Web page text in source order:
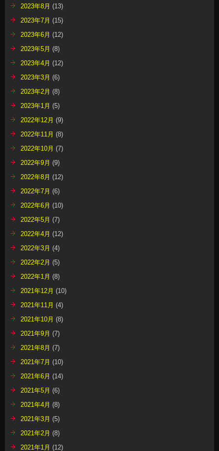
2023年8月 (13)
2023年7月 (15)
2023年6月 (12)
2023年5月 (8)
2023年4月 (12)
2023年3月 (6)
2023年2月 (8)
2023年1月 (5)
2022年12月 (9)
2022年11月 (8)
2022年10月 (7)
2022年9月 (9)
2022年8月 (12)
2022年7月 (6)
2022年6月 (10)
2022年5月 (7)
2022年4月 (12)
2022年3月 (4)
2022年2月 (5)
2022年1月 (8)
2021年12月 (10)
2021年11月 (4)
2021年10月 (8)
2021年9月 (7)
2021年8月 (7)
2021年7月 (10)
2021年6月 (14)
2021年5月 (6)
2021年4月 (8)
2021年3月 (5)
2021年2月 (8)
2021年1月 (12)